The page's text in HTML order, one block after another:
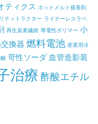
ティクス ホットメルト接着剤
ティトラクター ライナーレスラベ
再生炭素繊維 導電性ポリマー 小
換器 燃料電池 産業用冷
苛性ソーダ 血管造影装
治療 酢酸エチル